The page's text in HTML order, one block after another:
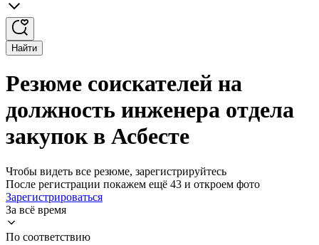
Найти
Резюме соискателей на
должность инженера отдела
закупок в Асбесте
Чтобы видеть все резюме, зарегистрируйтесь
После регистрации покажем ещё 43 и откроем фото
Зарегистрироваться
За всё время
По соответствию